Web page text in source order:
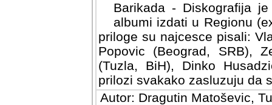
Barikada - Diskografija
albumi izdati u Regionu
priloge su najcesce pisali:
Popovic (Beograd, SRB),
(Tuzla, BiH), Dinko
prilozi svakako zasluzuju da
Autor: Dragutin Matoševic,